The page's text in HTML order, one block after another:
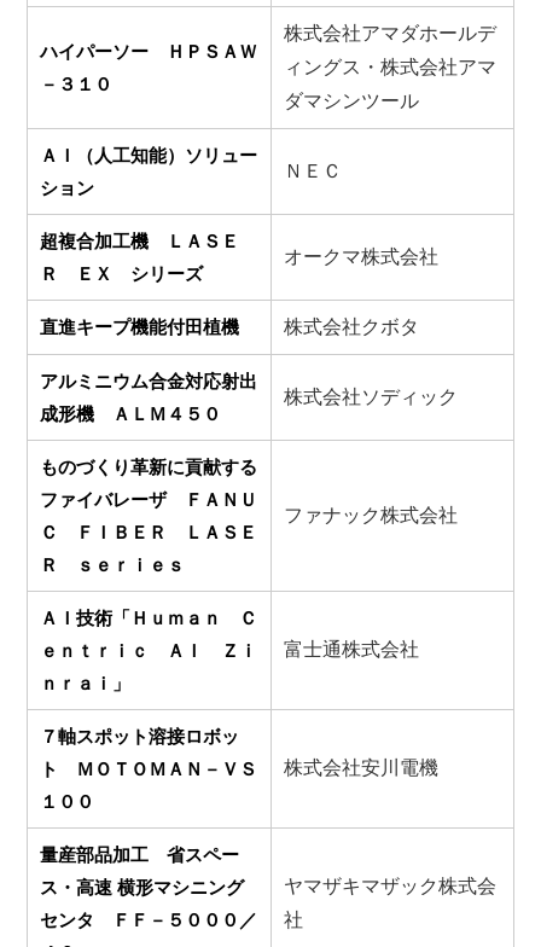
ハイパーソー ＨＰＳＡＷ
－３１０
株式会社アマダホールデ
ィングス・株式会社アマ
ダマシンツール
ＡＩ（人工知能）ソリュー
ション
ＮＥＣ
超複合加工機 ＬＡＳＥ
Ｒ ＥＸ シリーズ
オークマ株式会社
直進キープ機能付田植機 株式会社クボタ
アルミニウム合金対応射出
成形機 ＡＬＭ４５０
株式会社ソディック
ものづくり革新に貢献する
ファイバレーザ ＦＡＮＵ
Ｃ ＦＩＢＥＲ ＬＡＳＥ
Ｒ ｓｅｒｉｅｓ
ファナック株式会社
ＡＩ技術「Ｈｕｍａｎ Ｃ
ｅｎｔｒｉｃ ＡＩ Ｚｉ
ｎｒａｉ」
富士通株式会社
７軸スポット溶接ロボッ
ト ＭＯＴＯＭＡＮ－ＶＳ
１００
株式会社安川電機
量産部品加工 省スペー
ス・高速 横形マシニング
センタ ＦＦ－５０００／
ヤマザキマザック株式会
社